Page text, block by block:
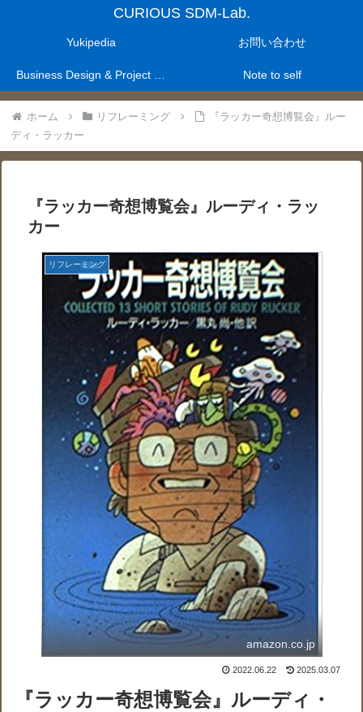
CURIOUS SDM-Lab.
Yukipedia お問い合わせ
Note to self
ホーム リフレーミング
『ラッカー奇想博覧会』ルー
ディ・ラッカー
『ラッカー奇想博覧会』ルーディ・ラッ
カー
リフレーミング
amazon.co.jp
2022.06.22 2025.03.07
『ラッカー奇想博覧会』ルーディ・